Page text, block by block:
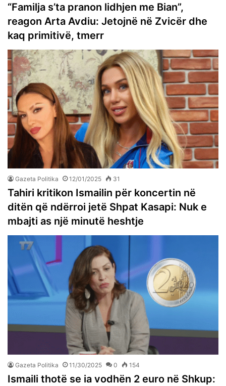
“Familja s’ta pranon lidhjen me Bian”,
reagon Arta Avdiu: Jetojnë në Zvicër dhe
kaq primitivë, tmerr
Gazeta Politika 12/01/2025 31
Tahiri kritikon Ismailin për koncertin në
ditën që ndërroi jetë Shpat Kasapi: Nuk e
mbajti as një minutë heshtje
Gazeta Politika 11/30/2025 0 154
Ismaili thotë se ia vodhën 2 euro në Shkup: